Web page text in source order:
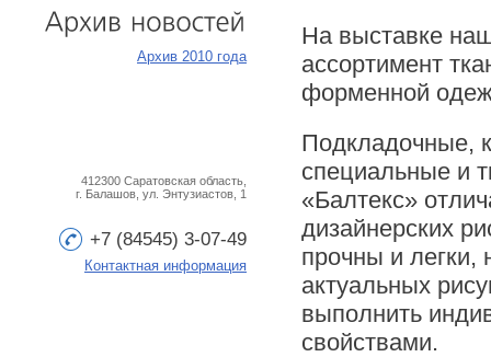
Архив 2010 года
412300 Саратовская область,
г. Балашов, ул. Энтузиастов, 1
+7 (84545) 3-07-49
Контактная информация
На выставке
ассортимент
форменной
Подкладочные,
специальные и
«Балтекс»
дизайнерских
прочны и
актуальных
выполнить
свойствами.